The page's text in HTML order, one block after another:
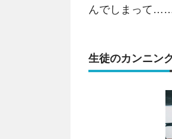
んでしまって……
生徒のカンニン